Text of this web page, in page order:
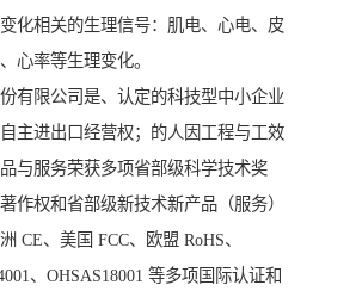
化相关的生理信号：肌电、心电、皮
心率等生理变化。
有限公司是、认定的科技型中小企业
主进出口经营权；的人因工程与工效
与服务荣获多项省部级科学技术奖
作权和省部级新技术新产品（服务）
CE、美国 FCC、欧盟 RoHS、
、OHSAS18001 等多项国际认证和